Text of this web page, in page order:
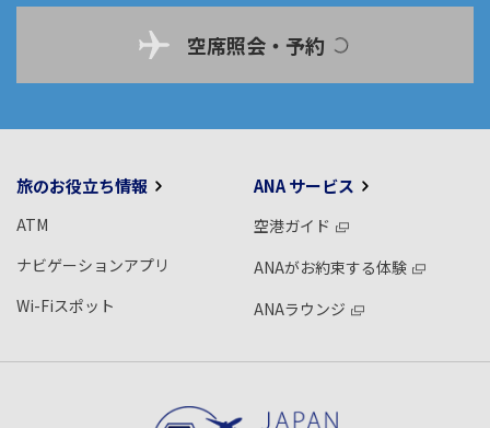
空席照会・予約
旅のお役立ち情報
ATM
ナビゲーションアプリ
Wi-Fiスポット
ANA サービス
空港ガイド
ANAがお約束する体験
ANAラウンジ